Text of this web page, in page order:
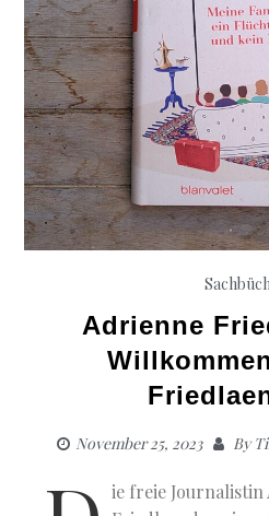
Adrienne
November 25, 2023 By
ie freie Journalistin